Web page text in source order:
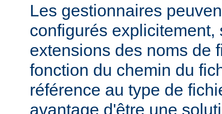
Les gestionnaires
configurés explicitement,
extensions des noms de
fonction du chemin du
référence au type de
avantage d'être une